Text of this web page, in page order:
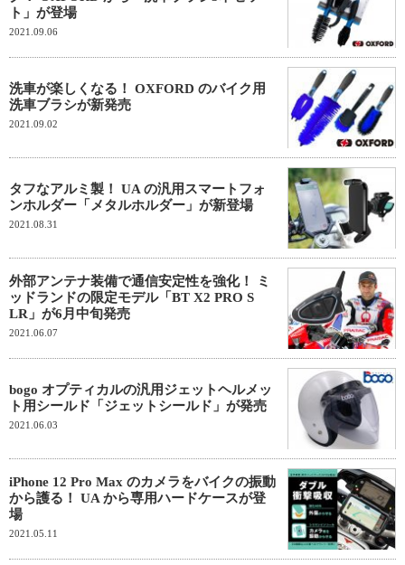
ト」が登場
2021.09.06
洗車が楽しくなる！ OXFORD のバイク用
洗車ブラシが新発売
2021.09.02
タフなアルミ製！ UA の汎用スマートフォ
ンホルダー「メタルホルダー」が新登場
2021.08.31
外部アンテナ装備で通信安定性を強化！ ミ
ッドランドの限定モデル「BT X2 PRO S
LR」が6月中旬発売
2021.06.07
bogo オプティカルの汎用ジェットヘルメッ
ト用シールド「ジェットシールド」が発売
2021.06.03
iPhone 12 Pro Max のカメラをバイクの振動
から護る！ UA から専用ハードケースが登
場
2021.05.11